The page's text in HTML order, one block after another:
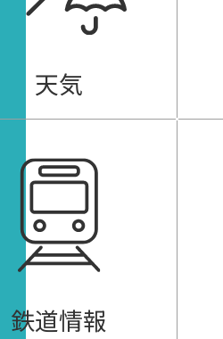
天気
鉄道情報